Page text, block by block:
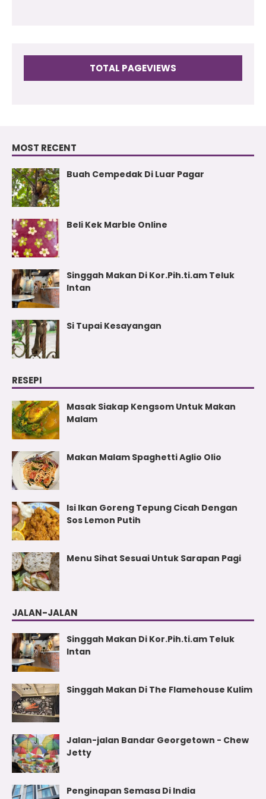
TOTAL PAGEVIEWS
MOST RECENT
Buah Cempedak Di Luar Pagar
Beli Kek Marble Online
Singgah Makan Di Kor.Pih.ti.am Teluk
Intan
Si Tupai Kesayangan
RESEPI
Masak Siakap Kengsom Untuk Makan
Malam
Makan Malam Spaghetti Aglio Olio
Isi Ikan Goreng Tepung Cicah Dengan
Sos Lemon Putih
Menu Sihat Sesuai Untuk Sarapan Pagi
JALAN-JALAN
Singgah Makan Di Kor.Pih.ti.am Teluk
Intan
Singgah Makan Di The Flamehouse Kulim
Jalan-jalan Bandar Georgetown - Chew
Jetty
Penginapan Semasa Di India